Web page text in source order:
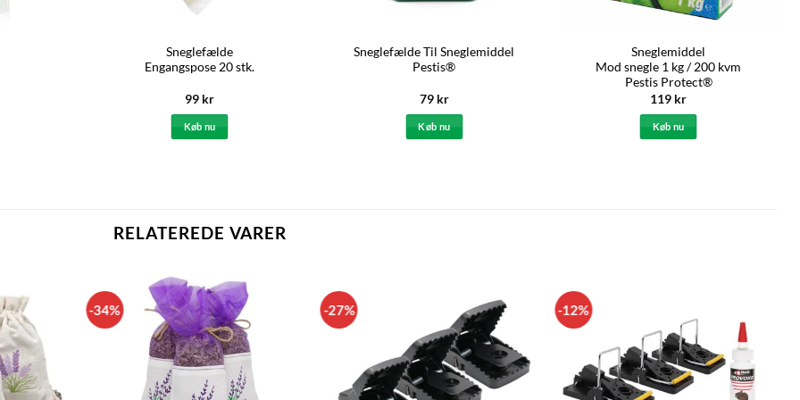
Sneglefælde
Engangspose 20 stk.
99 kr
Køb nu
Sneglefælde Til Sneglemiddel
Pestis®
79 kr
Køb nu
Sneglemiddel
Mod snegle 1 kg / 200 kvm
Pestis Protect®
119 kr
Køb nu
RELATEREDE VARER
-34% -27% -12%